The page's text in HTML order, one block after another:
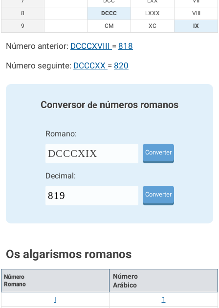
8
DCCC LXXX
VIII
9
CM XC IX
Número anterior: DCCCXVIII = 818
Número seguinte: DCCCXX = 820
Conversor de números romanos
Romano:
DCCCXIX Converter
Decimal:
Converter
Os algarismos romanos
Número
Romano
Número
Arábico
I
1